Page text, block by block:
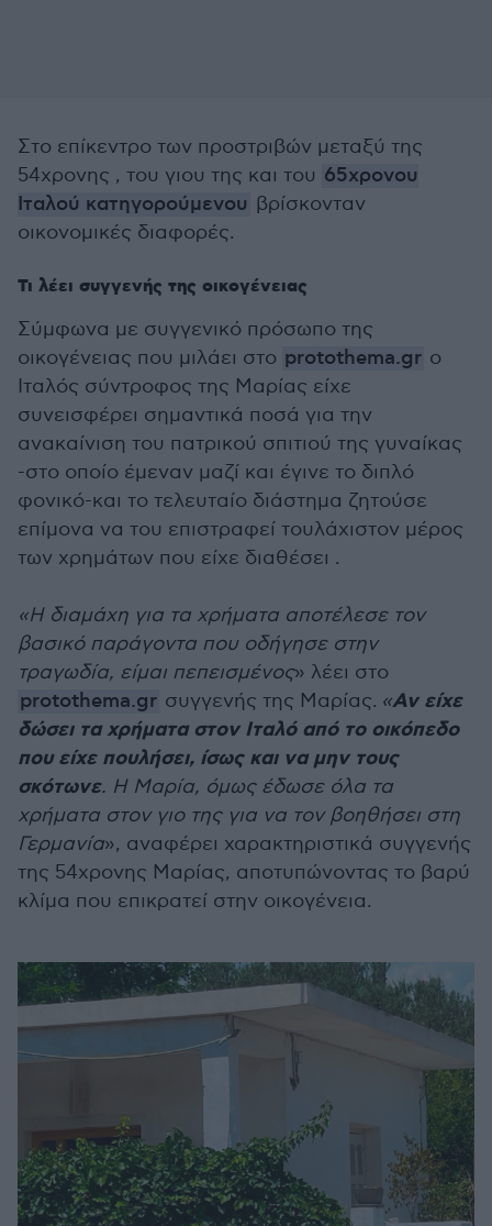
Στο επίκεντρο των προστριβών μεταξύ της
54χρονης , του γιου της και του 65χρονου
Ιταλού κατηγορούμενου βρίσκονταν
οικονομικές διαφορές.
Τι λέει συγγενής της οικογένειας
Σύμφωνα με συγγενικό πρόσωπο της
οικογένειας που μιλάει στο protothema.gr ο
Ιταλός σύντροφος της Μαρίας είχε
συνεισφέρει σημαντικά ποσά για την
ανακαίνιση του πατρικού σπιτιού της γυναίκας
-στο οποίο έμεναν μαζί και έγινε το διπλό
φονικό-και το τελευταίο διάστημα ζητούσε
επίμονα να του επιστραφεί τουλάχιστον μέρος
των χρημάτων που είχε διαθέσει .
«Η διαμάχη για τα χρήματα αποτέλεσε τον
βασικό παράγοντα που οδήγησε στην
τραγωδία, είμαι πεπεισμένος» λέει στο
protothema.gr συγγενής της Μαρίας. «Αν είχε
δώσει τα χρήματα στον Ιταλό από το οικόπεδο
που είχε πουλήσει, ίσως και να μην τους
σκότωνε. Η Μαρία, όμως έδωσε όλα τα
χρήματα στον γιο της για να τον βοηθήσει στη
Γερμανία», αναφέρει χαρακτηριστικά συγγενής
της 54χρονης Μαρίας, αποτυπώνοντας το βαρύ
κλίμα που επικρατεί στην οικογένεια.